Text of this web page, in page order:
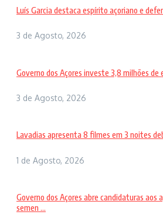
Luís Garcia destaca espírito açoriano e
3 de Agosto, 2026
Governo dos Açores investe 3,8 milhões de
3 de Agosto, 2026
Lavadias apresenta 8 filmes em 3 noites
1 de Agosto, 2026
Governo dos Açores abre candidaturas aos
semen ...